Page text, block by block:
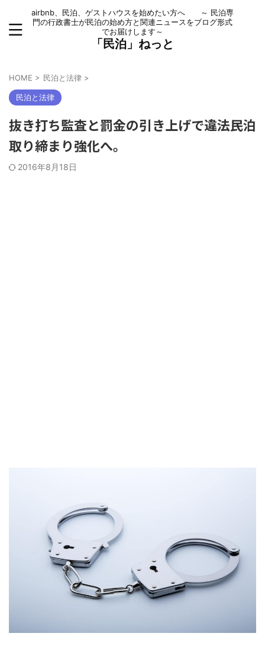
airbnb、民泊、ゲストハウスを始めたい方へ ～ 民泊専
門の行政書士が民泊の始め方と関連ニュースをブログ形式
でお届けします～
「民泊」ねっと
HOME > 民泊と法律 >
民泊と法律
抜き打ち監査と罰金の引き上げで違法民泊
取り締まり強化へ。
2016年8月18日